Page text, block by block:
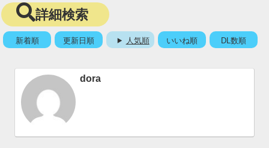
詳細検索
新着順 更新日順 人気順 いいね順 DL数順
dora